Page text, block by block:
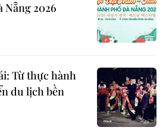
Nẵng 2026
Từ thực hành
du lịch bền